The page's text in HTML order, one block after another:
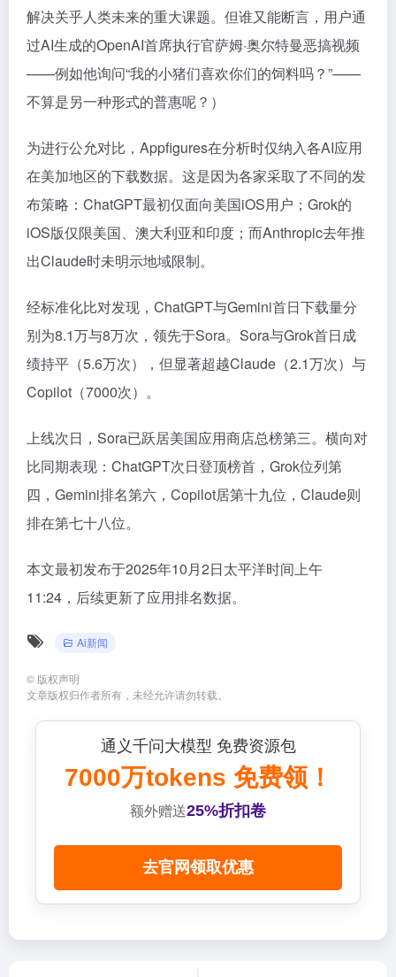
解决关乎人类未来的重大课题。但谁又能断言，用户通
过AI生成的OpenAI首席执行官萨姆·奥尔特曼恶搞视频
——例如他询问“我的小猪们喜欢你们的饲料吗？”——
不算是另一种形式的普惠呢？）
为进行公允对比，Appfigures在分析时仅纳入各AI应用
在美加地区的下载数据。这是因为各家采取了不同的发
布策略：ChatGPT最初仅面向美国iOS用户；Grok的
iOS版仅限美国、澳大利亚和印度；而Anthropic去年推
出Claude时未明示地域限制。
经标准化比对发现，ChatGPT与Gemini首日下载量分
别为8.1万与8万次，领先于Sora。Sora与Grok首日成
绩持平（5.6万次），但显著超越Claude（2.1万次）与
Copilot（7000次）。
上线次日，Sora已跃居美国应用商店总榜第三。横向对
比同期表现：ChatGPT次日登顶榜首，Grok位列第
四，Gemini排名第六，Copilot居第十九位，Claude则
排在第七十八位。
本文最初发布于2025年10月2日太平洋时间上午
11:24，后续更新了应用排名数据。
Ai新闻
© 版权声明
文章版权归作者所有，未经允许请勿转载。
通义千问大模型 免费资源包
7000万tokens 免费领！
额外赠送25%折扣卷
去官网领取优惠